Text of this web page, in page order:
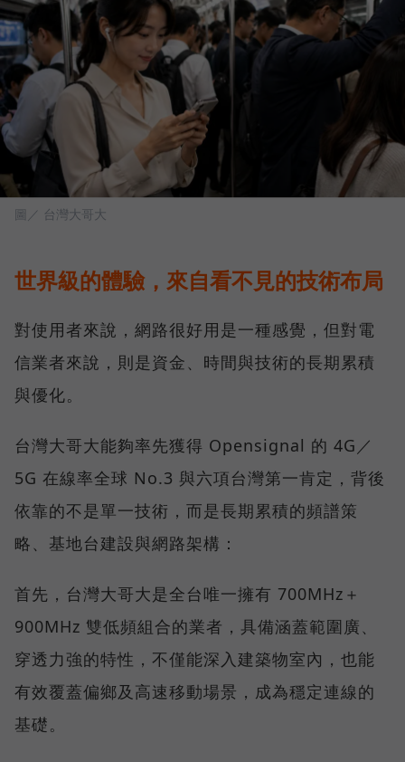
圖／ 台灣大哥大
世界級的體驗，來自看不見的技術布局
對使用者來說，網路很好用是一種感覺，但對電
信業者來說，則是資金、時間與技術的長期累積
與優化。
台灣大哥大能夠率先獲得 Opensignal 的 4G／
5G 在線率全球 No.3 與六項台灣第一肯定，背後
依靠的不是單一技術，而是長期累積的頻譜策
略、基地台建設與網路架構：
首先，台灣大哥大是全台唯一擁有 700MHz＋
900MHz 雙低頻組合的業者，具備涵蓋範圍廣、
穿透力強的特性，不僅能深入建築物室內，也能
有效覆蓋偏鄉及高速移動場景，成為穩定連線的
基礎。